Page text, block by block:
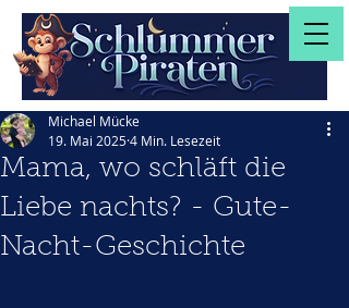
Mama, wo schläft die
Liebe nachts? - Gute-
Nacht-Geschichte
Michael Mücke
19. Mai 20254 Min. Lesezeit